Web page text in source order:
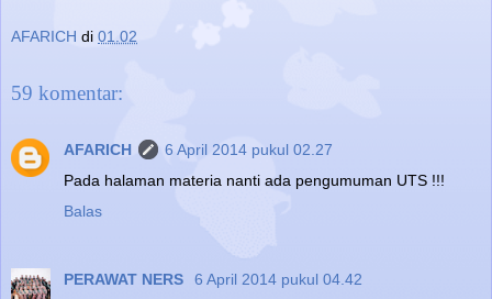
AFARICH di 01.02
59 komentar:
AFARICH
6 April 2014 pukul 02.27
Pada halaman materia nanti ada pengumuman UTS !!!
Balas
PERAWAT NERS
6 April 2014 pukul 04.42